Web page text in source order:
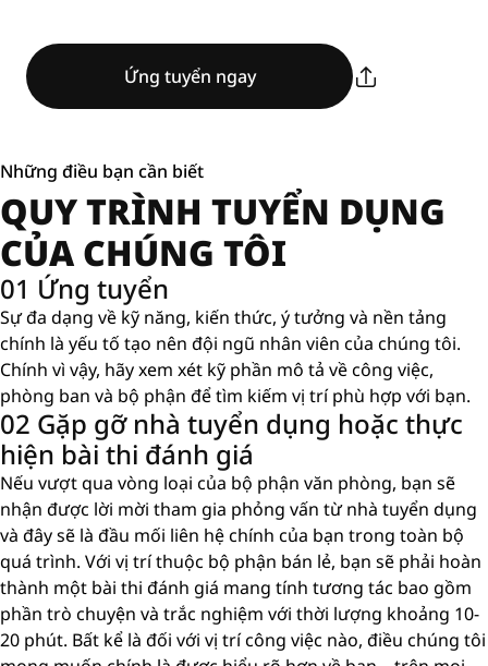
Ứng tuyển ngay
Những điều bạn cần biết
QUY TRÌNH TUYỂN DỤNG
CỦA CHÚNG TÔI
01 Ứng tuyển
Sự đa dạng về kỹ năng, kiến ​​thức, ý tưởng và nền tảng
chính là yếu tố tạo nên đội ngũ nhân viên của chúng tôi.
Chính vì vậy, hãy xem xét kỹ phần mô tả về công việc,
phòng ban và bộ phận để tìm kiếm vị trí phù hợp với bạn.
02 Gặp gỡ nhà tuyển dụng hoặc thực
hiện bài thi đánh giá
Nếu vượt qua vòng loại của bộ phận văn phòng, bạn sẽ
nhận được lời mời tham gia phỏng vấn từ nhà tuyển dụng
và đây sẽ là đầu mối liên hệ chính của bạn trong toàn bộ
quá trình. Với vị trí thuộc bộ phận bán lẻ, bạn sẽ phải hoàn
thành một bài thi đánh giá mang tính tương tác bao gồm
phần trò chuyện và trắc nghiệm với thời lượng khoảng 10-
20 phút. Bất kể là đối với vị trí công việc nào, điều chúng tôi